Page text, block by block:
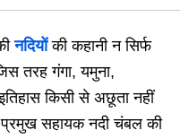
नदियोंकी कहानी न सिर्फ
तरह गंगा, यमुना,
किसी से अछूता नहीं
सहायक नदी चंबल की